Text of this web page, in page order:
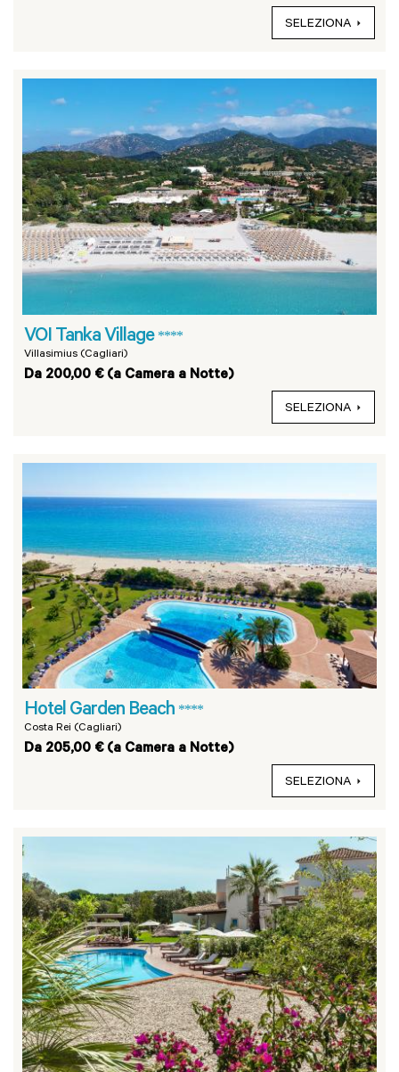
SELEZIONA
VOI Tanka Village ****
Villasimius (Cagliari)
Da 200,00 € (a Camera a Notte)
SELEZIONA
Hotel Garden Beach ****
Costa Rei (Cagliari)
Da 205,00 € (a Camera a Notte)
SELEZIONA